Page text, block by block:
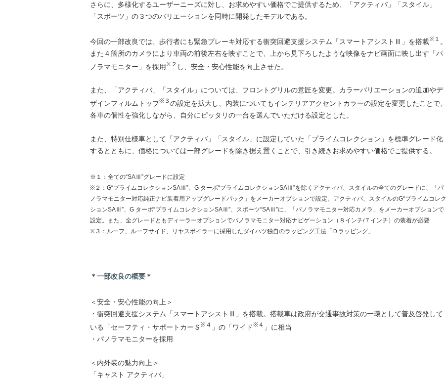
さらに、多様化するユーザーニーズに対し、お求めやすい価格でご提供するため、「アクティバ」「スタイル」
「スポーツ」の３つのバリエーションを同時に開発したモデルである。
今回の一部改良では、歩行者にも緊急ブレーキ対応する衝突回避支援システム「スマートアシストⅢ」を搭載※１ 。
また４箇所のカメラにより車両の前後左右を映すことで、上から見下ろしたような映像をナビ画面に映し出す「パ
ノラマモニター」を採用※２ し、安全・安心性能を向上させた。
また、「アクティバ」「スタイル」については、フロントグリルの意匠を変更。カラーバリエーションの追加やデ
ザインフィルムトップ※３ の設定を拡大し、内装についてもインテリアアクセントカラーの設定を変更したことで、
各車の個性を強化しながら、自分にピッタリの一台を選んでいただける設定とした。
また、特別仕様車として「アクティバ」「スタイル」に設定していた「プライムコレクション」を標準グレード化
するとともに、価格については一部グレードを除き据え置くことで、引き続きお求めやすい価格でご提供する。
※１：全ての“SAⅢ”グレードに設定
※２：G“プライムコレクションSAⅢ”、G ターボ“プライムコレクションSAⅢ”を除くアクティバ、スタイルの全てのグレードに、「パ
ノラマモニター対応純正ナビ装着用アップグレードパック」をメーカーオプションで設定。アクティバ、スタイルのG“プライムコレク
ションSAⅢ”、G ターボ“プライムコレクションSAⅢ”、スポーツ“SAⅢ”に、「パノラマモニター対応カメラ」をメーカーオプションで
設定。また、全グレードともディーラーオプションでパノラマモニター対応ナビゲーション（８インチ/７インチ）の装着が必要
※３：ルーフ、ルーフサイド、リヤスポイラーに採用したダイハツ独自のラッピング工法「Ｄラッピング」
＊一部改良の概要＊
＜安全・安心性能の向上＞
・衝突回避支援システム「スマートアシストⅢ」を搭載。搭載車は政府が交通事故対策の一環として普及啓発して
いる「セーフティ・サポートカーＳ ※４ 」の「ワイド※４ 」に相当
・パノラマモニターを採用
＜内外装の魅力向上＞
「キャスト アクティバ」